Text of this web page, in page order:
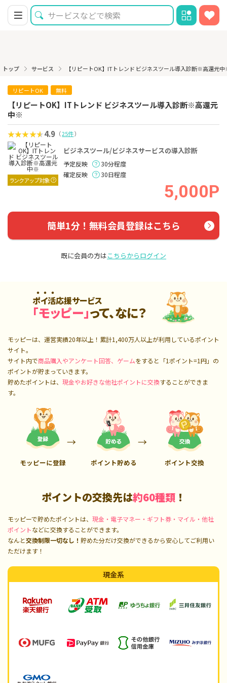
トップ サービス 【リピートOK】ITトレンド ビジネスツール導入診断※高還元
リピートOK 無料
【リピートOK】ITトレンド ビジネスツール導入診断※高還元
中※
4.9 （25件）
ランクアップ対象
ビジネスツール/ビジネスサービスの導入診断
予定反映
30分程度
確定反映
30日程度
5,000P
簡単1分！無料会員登録はこちら
既に会員の方はこちらからログイン
ポイ活応援サービス
「モッピー」って、なに？
モッピーは、運営実績20年以上！累計1,400万人以上が利用しているポイント
サイト。
サイト内で商品購入やアンケート回答、ゲームをすると「1ポイント=1円」の
ポイントが貯まっていきます。
貯めたポイントは、 現金やお好きな他社ポイントに交換することができま
す。
モッピーに登録 ポイント貯める ポイント交換
ポイントの交換先は約60種類 ！
モッピーで貯めたポイントは、 現金・電子マネー・ギフト券・マイル・他社
ポイントなどに交換することができます。
なんと交換制限一切なし！ 貯めた分だけ交換ができるから安心してご利用い
ただけます！
現金系